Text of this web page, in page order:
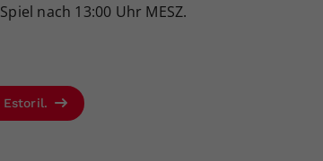
nach 13:00 Uhr MESZ.
Estoril.